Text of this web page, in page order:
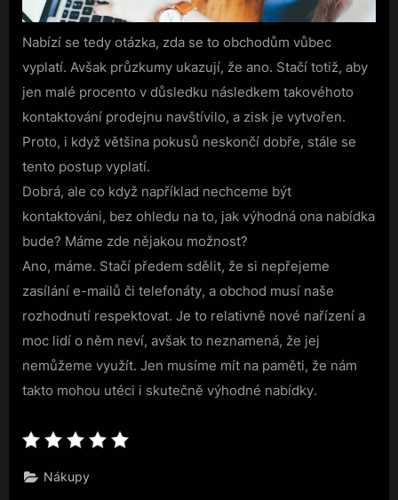
Nabízí se tedy otázka, zda se to obchodům vůbec
vyplatí. Avšak průzkumy ukazují, že ano. Stačí totiž, aby
jen malé procento v důsledku následkem takovéhoto
kontaktování prodejnu navštívilo, a zisk je vytvořen.
Proto, i když většina pokusů neskončí dobře, stále se
tento postup vyplatí.
Dobrá, ale co když například nechceme být
kontaktováni, bez ohledu na to, jak výhodná ona nabídka
bude? Máme zde nějakou možnost?
Ano, máme. Stačí předem sdělit, že si nepřejeme
zasílání e-mailů či telefonáty, a obchod musí naše
rozhodnutí respektovat. Je to relativně nové nařízení a
moc lidí o něm neví, avšak to neznamená, že jej
nemůžeme využít. Jen musíme mít na paměti, že nám
takto mohou utéci i skutečně výhodné nabídky.
Nákupy